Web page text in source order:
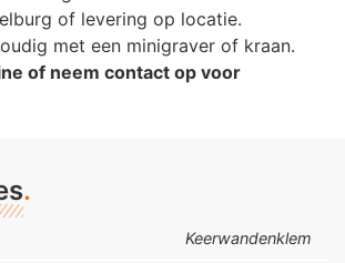
of levering op locatie.
met een minigraver of kraan.
of neem contact op voor
.
Keerwandenklem